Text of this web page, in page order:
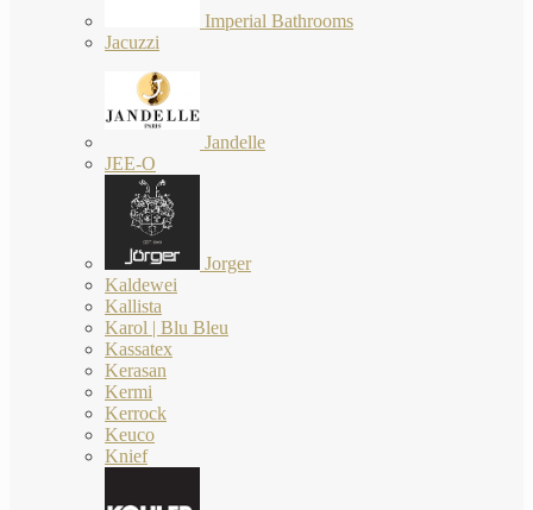
Imperial Bathrooms
Jacuzzi
Jandelle
JEE-O
Jorger
Kaldewei
Kallista
Karol | Blu Bleu
Kassatex
Kerasan
Kermi
Kerrock
Keuco
Knief